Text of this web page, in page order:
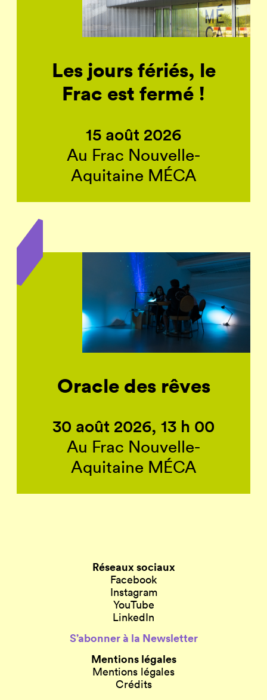
Les jours fériés, le
Frac est fermé !
15 août 2026
Au Frac Nouvelle-
Aquitaine MÉCA
Oracle des rêves
30 août 2026, 13 h 00
Au Frac Nouvelle-
Aquitaine MÉCA
Réseaux sociaux
Facebook
Instagram
YouTube
LinkedIn
S’abonner à la Newsletter
Mentions légales
Mentions légales
Crédits